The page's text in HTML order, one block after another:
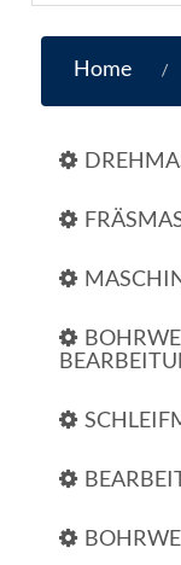
Home